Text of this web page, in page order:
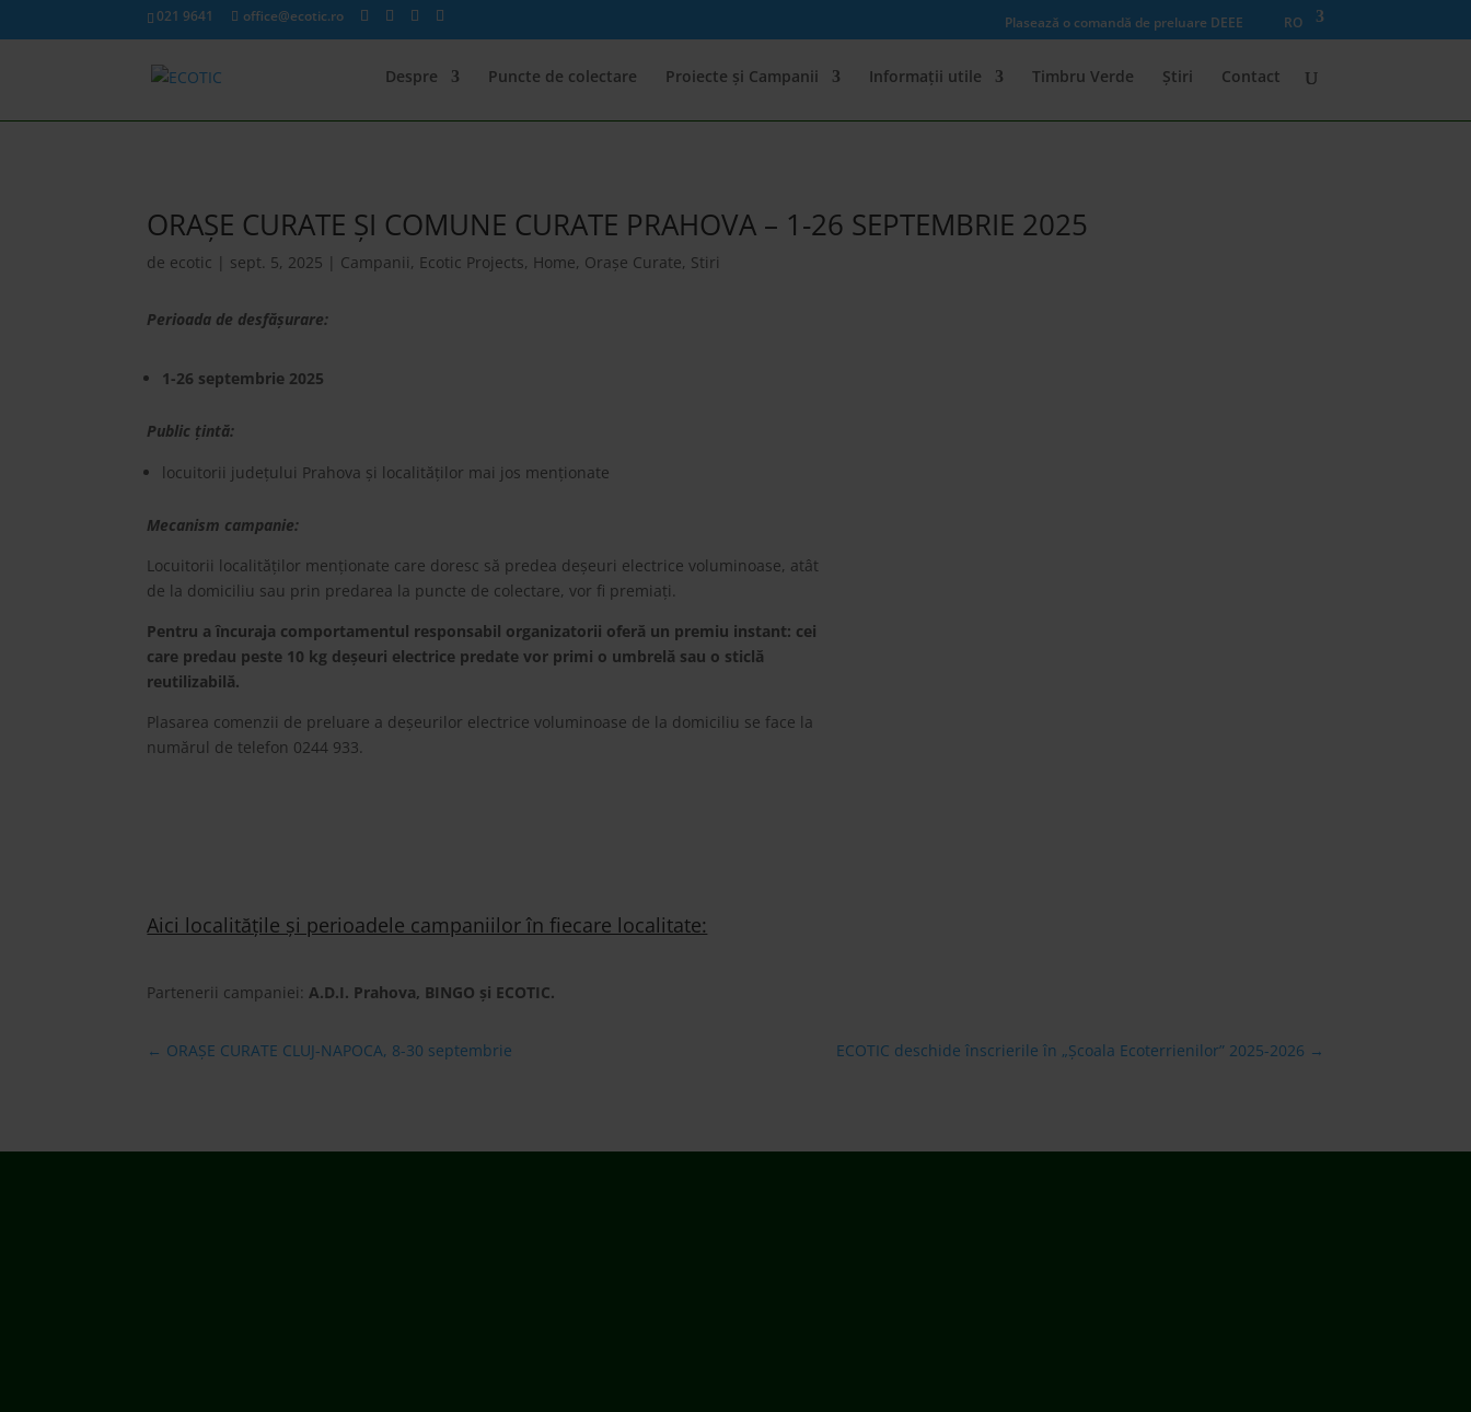
021 9641 office@ecotic.ro Plasează o comandă de preluare DEEE RO
Despre Puncte de colectare Proiecte și Campanii Informații utile Timbru Verde Știri Contact
ORAȘE CURATE ȘI COMUNE CURATE PRAHOVA – 1-26 SEPTEMBRIE 2025
de ecotic | sept. 5, 2025 | Campanii, Ecotic Projects, Home, Orașe Curate, Stiri
Perioada de desfășurare:
1-26 septembrie 2025
Public țintă:
locuitorii județului Prahova și localităților mai jos menționate
Mecanism campanie:
Locuitorii localităților menționate care doresc să predea deșeuri electrice voluminoase, atât de la domiciliu sau prin predarea la puncte de colectare, vor fi
premiați.
Pentru a încuraja comportamentul responsabil organizatorii oferă un premiu instant: cei care predau peste 10 kg deșeuri electrice predate vor primi o
umbrelă sau o sticlă reutilizabilă.
Partenerii campaniei:A.D.I. Prahova, BINGO și ECOTIC.
←ORAȘE CURATE CLUJ-NAPOCA, 8-30 septembrie